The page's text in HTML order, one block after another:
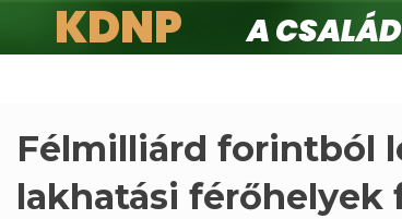
KDNP
A családokért.
Félmilliárd forintból
lakhatási férőhelyek